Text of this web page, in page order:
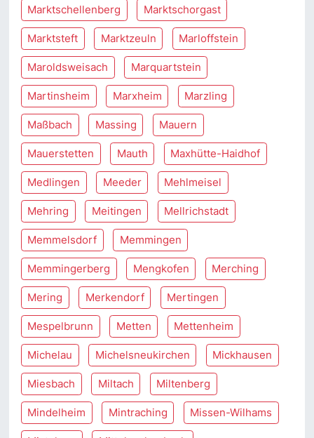
Marktschellenberg Marktschorgast
Marktsteft Marktzeuln Marloffstein
Maroldsweisach Marquartstein
Martinsheim Marxheim Marzling
Maßbach Massing Mauern
Mauerstetten Mauth Maxhütte-Haidhof
Medlingen Meeder Mehlmeisel
Mehring Meitingen Mellrichstadt
Memmelsdorf Memmingen
Memmingerberg Mengkofen Merching
Mering Merkendorf Mertingen
Mespelbrunn Metten Mettenheim
Michelau Michelsneukirchen Mickhausen
Miesbach Miltach Miltenberg
Mindelheim Mintraching Missen-Wilhams